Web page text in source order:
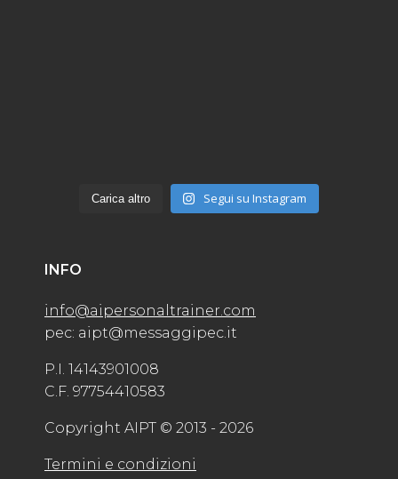
Carica altro Segui su Instagram
INFO
info@aipersonaltrainer.com
pec: aipt@messaggipec.it
P.I. 14143901008
C.F. 97754410583
Copyright AIPT © 2013 - 2026
Termini e condizioni